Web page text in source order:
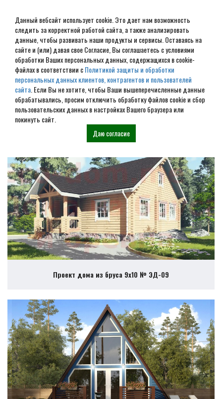
Данный вебсайт использует cookie. Это дает нам возможность
следить за корректной работой сайта, а также анализировать
данные, чтобы развивать наши продукты и сервисы. Оставаясь на
сайте и (или) давая свое Согласие, Вы соглашаетесь с условиями
обработки Ваших персональных данных, содержащихся в cookie-
файлах в соответствии сПолитикой защиты и обработки
персональных данных клиентов, контрагентов и пользователей
сайта . Если Вы не хотите, чтобы Ваши вышеперечисленные данные
обрабатывались, просим отключить обработку файлов cookie и сбор
пользовательских данных в настройках Вашего браузера или
покинуть сайт.
Даю согласие
Дом из бревна под ключ в
городе Бурмакино
Наши проекты
Проект дома из бруса 9х10 № ЭД-09